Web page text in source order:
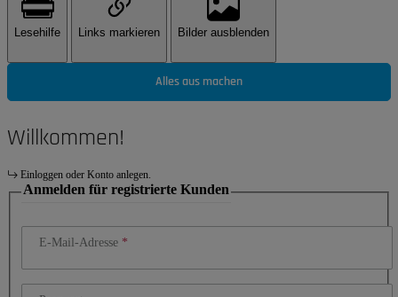
Lesehilfe Links markieren Bilder ausblenden
Alles aus machen
Willkommen!
Einloggen oder Konto anlegen.
Anmelden für registrierte Kunden
E-Mail-Adresse